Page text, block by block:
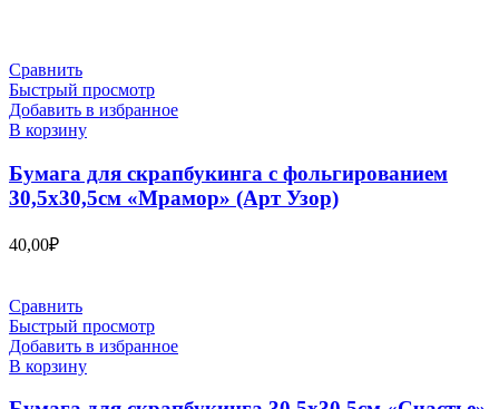
Сравнить
Быстрый просмотр
Добавить в избранное
В корзину
Бумага для скрапбукинга с фольгированием
30,5х30,5см «Мрамор» (Арт Узор)
40,00₽
Сравнить
Быстрый просмотр
Добавить в избранное
В корзину